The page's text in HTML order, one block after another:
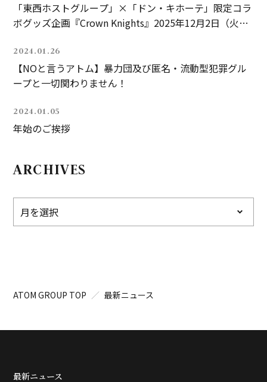
「東西ホストグループ」×「ドン・キホーテ」限定コラ
ボグッズ企画『Crown Knights』2025年12月2日（火）
2024.01.26
【NOと言うアトム】暴力団及び匿名・流動型犯罪グル
ープと一切関わりません！
2024.01.05
年始のご挨拶
ARCHIVES
ATOM GROUP TOP 最新ニュース
最新ニュース